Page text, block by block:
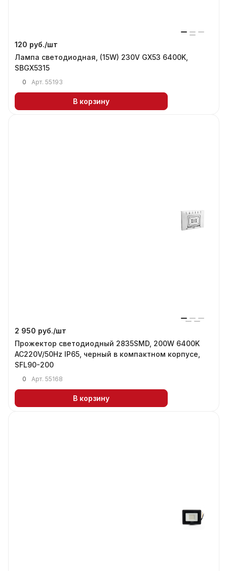
120 руб./шт
Лампа светодиодная, (15W) 230V GX53 6400K,
SBGX5315
0 Арт. 55193
В корзину
2 950 руб./шт
Прожектор светодиодный 2835SMD, 200W 6400K
AC220V/50Hz IP65, черный в компактном корпусе,
SFL90-200
0 Арт. 55168
В корзину